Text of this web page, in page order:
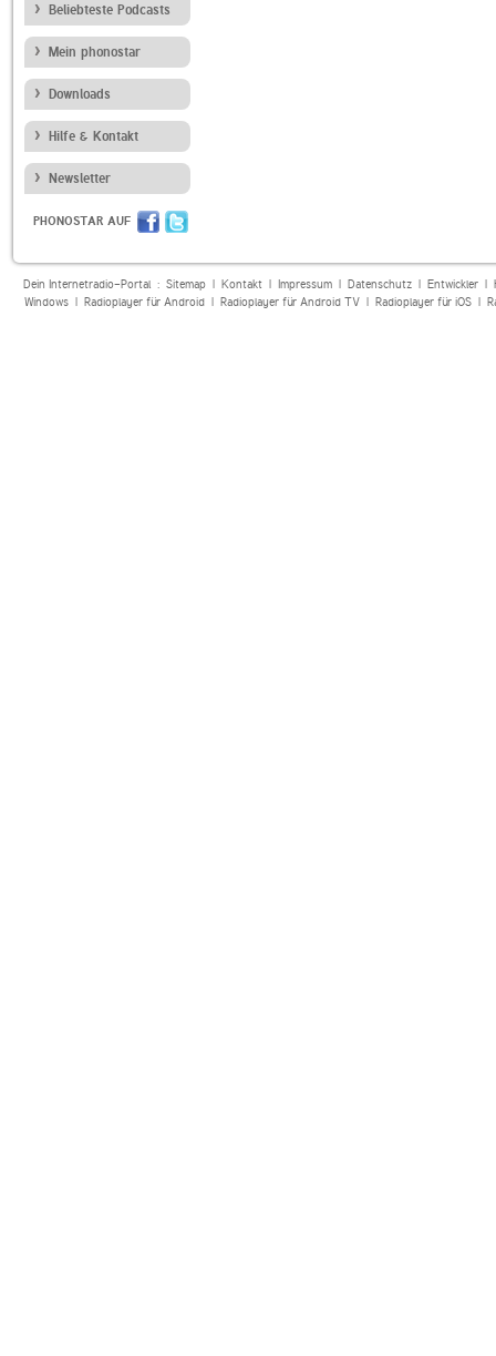
Beliebteste Podcasts
Mein phonostar
Downloads
Hilfe & Kontakt
Newsletter
PHONOSTAR AUF
Dein Internetradio-Portal : Sitemap| Kontakt| Impressum| Datenschutz| Entwickler|
Windows| Radioplayer für Android| Radioplayer für Android TV| Radioplayer für iOS|